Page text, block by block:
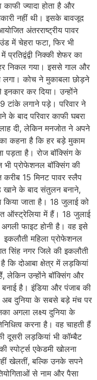
ज्यादा होता है और
नहीं थी। इसके बावजूद
अंतरराष्ट्रीय पावर
में चेहरा फटा, फिर भी
निक्की शेफर का
निकल गया। इससे गाल और
कोच ने मुकाबला छोड़ने
कर दिया। उन्होंने
टांके लगाने पड़े। परिवार ने
बाद परिवार काफी घबरा
दी, लेकिन मनजोत ने अपने
कहना है कि हर बड़े मुकाम
पड़ता है। रोज बॉक्सिंग के
प्रोफेशनल बॉक्सिंग की
15 मिनट पावर स्लैप
के बाद संतुलन बनाने,
जाता है। 18 जुलाई को
ऑस्ट्रेलिया में हैं। 18 जुलाई
फाइट होनी है। वह इसे
महिला प्रोफेशनल
सिंह नगर जिले की इकलौती
कि दोआबा क्षेत्र में लड़कियां
उन्होंने बॉक्सिंग और
है। इंडिया और पंजाब की
अब दुनिया के सबसे बड़े मंच पर
अगला लक्ष्य दुनिया के
करना है। वह चाहती हैं
लड़कियां भी कॉम्बैट
स्पोर्ट्स एकेडमी खोलना
खेलतीं, बल्कि उनके सपने
से नाम और पैसा